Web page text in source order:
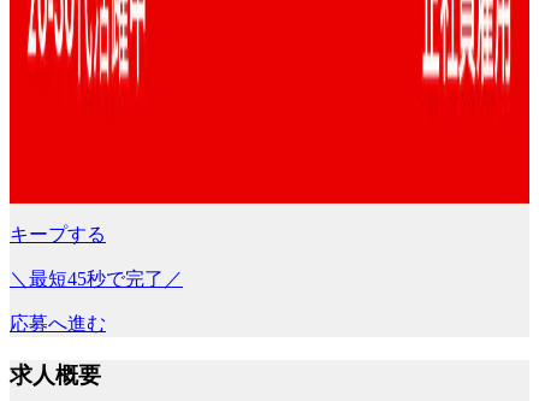
キープする
＼最短45秒で完了／
応募へ進む
求人概要